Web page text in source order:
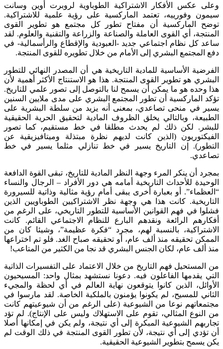
وعلى عكس الأفكار الاشتراكية الطوباوية لروبرت أوين وسانت
سيمون وفورييه، تعتمد الماركسية على رؤية علمية للاشتراكية.
توضح الماركسية أن مفتاح تطور كل مجتمع هو تطوير القوى
المنتجة، أي القوى العاملة والصناعة والزراعة والتقنية والعلوم. لقد
ساعد كل نظام اجتماعي جديد -العبودية والإقطاع والرأسمالية- في
دفع المجتمع البشري إلى الأمام من خلال تطويره للقوى المنتجة.
الفرضية الأساسية للمادية التاريخية هي أن المصدر النهائي للتطور
البشري هو تطوير القوى المنتجة. هذا هو الاستنتاج الأكثر أهمية لأن
هذا وحده هو ما يمكن أن يسمح لنا بالتوصل إلى تصور علمي للتاريخ.
تؤكد الماركسية أن تطور المجتمع البشري على مدى ملايين السنين
يسير في منحى تصاعدي، بمعنى أنه يزيد من سلطة البشرية على
الطبيعة، وبالتالي يخلق الظروف المادية لتحقيق الحرية الحقيقية
للبشر. لكن ذلك لم يحدث مطلقا في خط مستقيم، كما تصور
الفيكتوريون (الذين كانت لديهم نظرة مبتذلة وميتافيزيقية عن
التطور). إن التاريخ يسير في خط تنازلي مثلما يسير في خط
تصاعدي.
بمجرد أن ينكر المرء وجهة النظر المادية للتاريخ، تبقى القوة الدافعة
الوحيدة للأحداث التاريخية أمامه هي دور الأفراد – الرجال والنساء
“العظماء”. أو بعبارة أخرى يبقى أمام رؤية مثالية وذاتية للسيرورة
التاريخية. كانت هذا هي وجهة نظر الاشتراكيين الطوباويين الذين
فشلوا في فهم القوانين الأساسية للتطور التاريخي، على الرغم من
أفكارهم الرائعة ونقدهم البارع للنظام الاجتماعي القائم. كانت
الاشتراكية، بالنسبة لهم، مجرد “فكرة عظيمة”، وشيئا كان من
الممكن تحقيقه منذ ألف عام، أو تحقيقه صباح الغد. فلو تم اختراعها
منذ ألف عام، لكان الجنس البشري قد نجا من الكثير من المتاعب!
من المستحيل فهم التاريخ من خلال الاعتماد على التفسيرات الذاتية
التي يقدمها الفاعلون فيه. دعونا نستشهد بمثال واحد: المسيحيون
الأوائل، الذين كانوا يتوقعون نهاية العالم في أي لحظة والمجيء
الثاني للمسيح، لم يكونوا يؤمنون بالملكية الخاصة. لقد مارسوا في
مجتمعاتهم نوعا من الشيوعية (على الرغم من أن شيوعيتهم كانت
من النوع المثالي، تقوم على الاستهلاك وليس على الإنتاج). لم تؤد
تجاربهم الشيوعية المبكرة إلى أي نتيجة، ولم يكن في إمكانها أصلا
أن تؤدي إلى أي نتيجة، لأن تطور القوى المنتجة في ذلك الوقت لم
يكن يسمح بتطوير الشيوعية الحقيقية.